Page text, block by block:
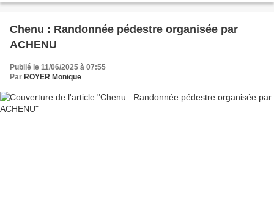
Chenu : Randonnée pédestre organisée par
ACHENU
Publié le 11/06/2025 à 07:55
Par ROYER Monique